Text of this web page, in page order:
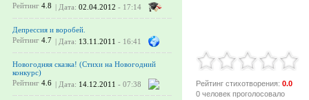
Рейтинг 4.8 | Дата: 02.04.2012 - 17:14
Депрессия и воробей.
Рейтинг 4.7 | Дата: 13.11.2011 - 16:41
Новогодняя сказка! (Стихи на Новогодний
конкурс)
Рейтинг 4.6 | Дата: 14.12.2011 - 07:38 Рейтинг стихотворения: 0.0
0 человек проголосовало